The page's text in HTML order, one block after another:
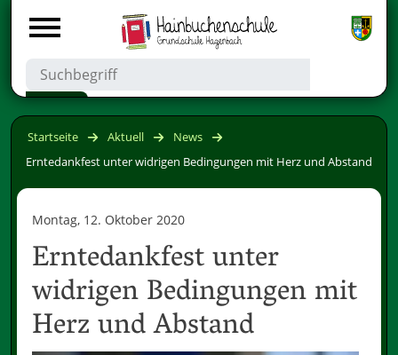
Startseite Aktuell
News
Erntedankfest unter widrigen Bedingungen mit Herz und Abstand
Montag, 12. Oktober 2020
Erntedankfest unter
widrigen Bedingungen mit
Herz und Abstand